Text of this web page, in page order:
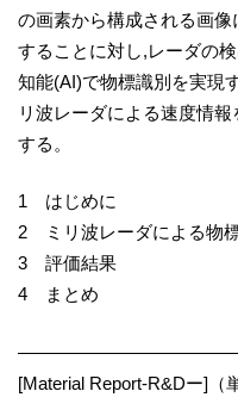
の画素から構成される画
することに対し,レーダの
知能(AI)で物標識別を実現
リ波レーダによる速度情
する。
1 はじめに
2 ミリ波レーダによる物
3 評価結果
4 まとめ
[Material Report-R&Dー]（